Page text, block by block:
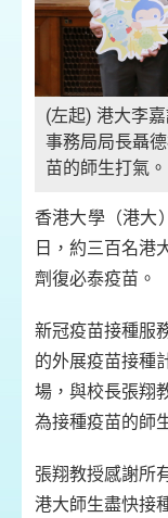
(左起) 港大李
事務局局長聶
苗的師生打氣。
香港大學（港大
日，約三百名港
劑復必泰疫苗。
新冠疫苗接種服
的外展疫苗接種
場，與校長張翔
為接種疫苗的師
張翔教授感謝所
港大師生盡快接